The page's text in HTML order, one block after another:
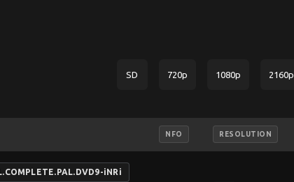
SD 720p 1080p 2160p
NFO RESOLUTION
iNRi